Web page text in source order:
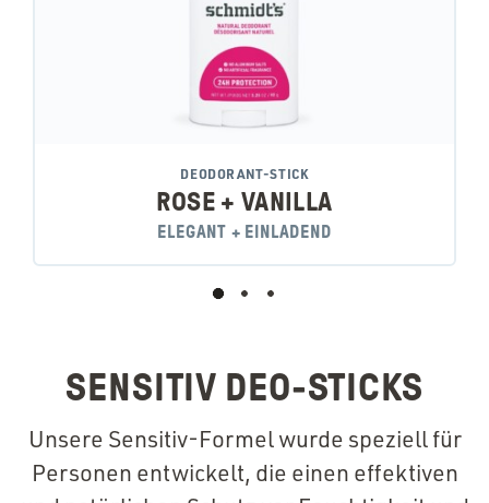
DEODORANT-STICK
ROSE + VANILLA
ELEGANT + EINLADEND
SENSITIV DEO-STICKS
Unsere Sensitiv-Formel wurde speziell für
Personen entwickelt, die einen effektiven